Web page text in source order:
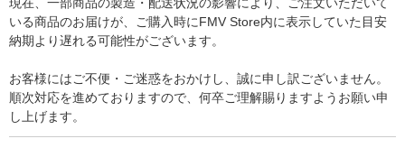
現在、一部商品の製造・配送状況の影響により、ご注文いただいて
いる商品のお届けが、ご購入時にFMV Store内に表示していた目安
納期より遅れる可能性がございます。
お客様にはご不便・ご迷惑をおかけし、誠に申し訳ございません。
順次対応を進めておりますので、何卒ご理解賜りますようお願い申
し上げます。